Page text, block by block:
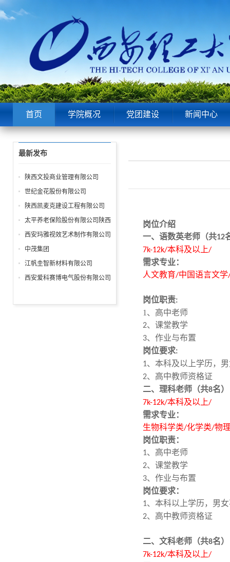
首页 学院概况 党团建设 新闻中心
岗位介绍
一、 语数英老师 （共12
7k-12k/本科及以上/
需求专业：
人文教育/中国语言文学
岗位职责:
1、 高中老师
2、课堂教学
3、作业与布置
岗位要求:
1、本科及以上学历，
2、高中教师资格证
二、 理科老师 （共8名）
7k-12k/本科及以上/
需求专业：
生物科学类/化学类/物
岗位职责：
1、高中老师
2、课堂教学
3、作业与布置
岗位要求：
1、本科以上学历，男
2、高中教师资格证
二、文科老师 （共8名）
7k-12k/本科及以上/
最新发布
陕西文投商业管理有限公司
世纪金花股份有限公司
陕西凯麦克建设工程有限公司
太平养老保险股份有限公司陕西
分公司
西安玛雅视效艺术制作有限公司
中茂集团
江帆圭智新材料有限公司
西安爱科赛博电气股份有限公司